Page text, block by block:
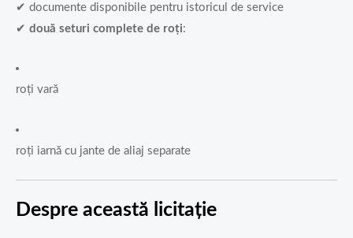
✔ documente disponibile pentru istoricul de service
✔ două seturi complete de roți:
roți vară
roți iarnă cu jante de aliaj separate
Despre această licitație